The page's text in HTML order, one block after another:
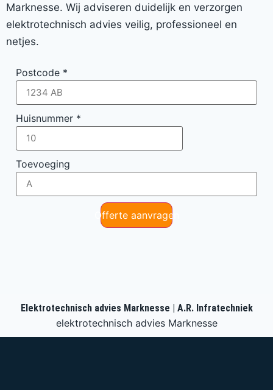
Marknesse. Wij adviseren duidelijk en verzorgen
elektrotechnisch advies veilig, professioneel en
netjes.
Postcode *
Huisnummer *
Toevoeging
Offerte aanvragen
Elektrotechnisch advies Marknesse | A.R. Infratechniek
elektrotechnisch advies Marknesse